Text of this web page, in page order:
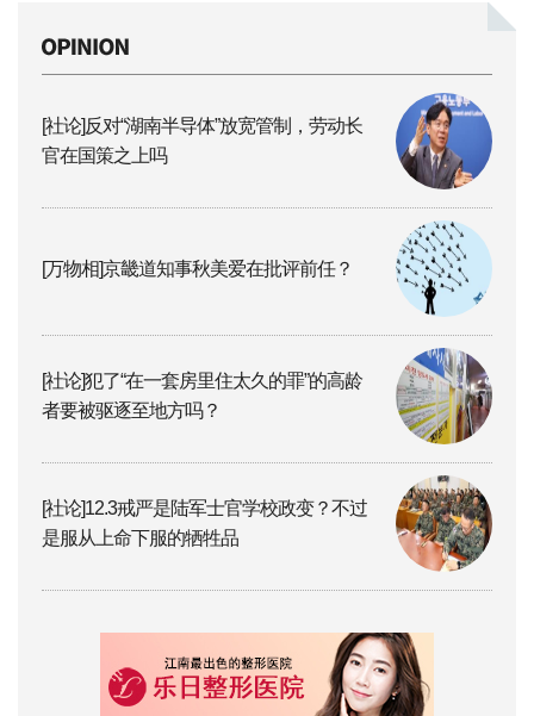
[社论]反对“湖南半导体”放宽管制，劳动长
官在国策之上吗
[万物相]京畿道知事秋美爱在批评前任？
[社论]犯了“在一套房里住太久的罪”的高龄
者要被驱逐至地方吗？
[社论]12.3戒严是陆军士官学校政变？不过
是服从上命下服的牺牲品